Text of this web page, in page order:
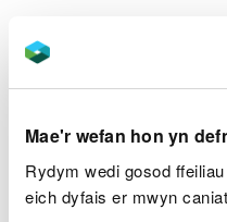
Mae'r wefan hon yn
Rydym wedi gosod
eich dyfais er mwyn
Gwella’r
defnyddio
mae’n dda clywed y
ffynnon. Roedd hefyd
bod yna ymchwil